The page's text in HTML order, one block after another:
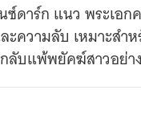
าร์ก แนว พระเอกค
ความลับ เหมาะสำ
ลับแพ้พยัคฆ์สาวอย่